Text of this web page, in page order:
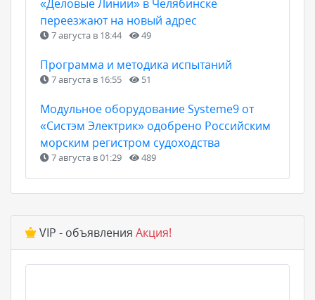
«Деловые Линии» в Челябинске
переезжают на новый адрес
7 августа в 18:44 49
Программа и методика испытаний
7 августа в 16:55 51
Модульное оборудование Systeme9 от
«Систэм Электрик» одобрено Российским
морским регистром судоходства
7 августа в 01:29 489
VIP - объявления Акция!